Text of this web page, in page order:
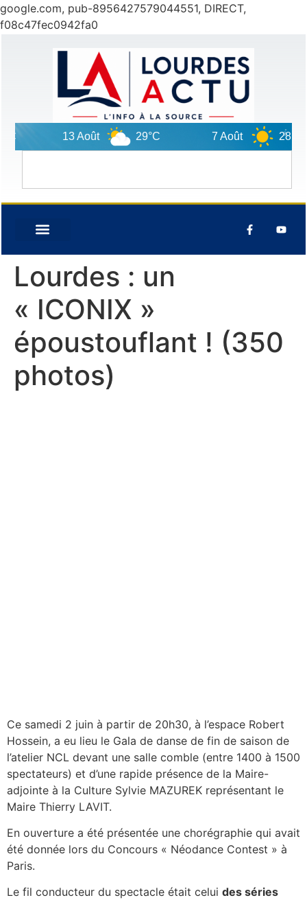
google.com, pub-8956427579044551, DIRECT,
f08c47fec0942fa0
29°C 28°C
Lourdes : un
« ICONIX »
époustouflant ! (350
photos)
Ce samedi 2 juin à partir de 20h30, à l’espace Robert
Hossein, a eu lieu le Gala de danse de fin de saison de
l’atelier NCL devant une salle comble (entre 1400 à 1500
spectateurs) et d’une rapide présence de la Maire-
adjointe à la Culture Sylvie MAZUREK représentant le
Maire Thierry LAVIT.
En ouverture a été présentée une chorégraphie qui avait
été donnée lors du Concours « Néodance Contest » à
Paris.
Le fil conducteur du spectacle était celui des séries